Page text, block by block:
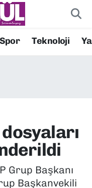
Spor Teknoloji
Grup Başkanı
Başkanvekili
Fikstür